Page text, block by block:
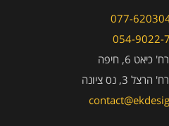
077-
054-9022-
רח' כיאט 6, חיפה
רח' הרצל 3, נס ציונה